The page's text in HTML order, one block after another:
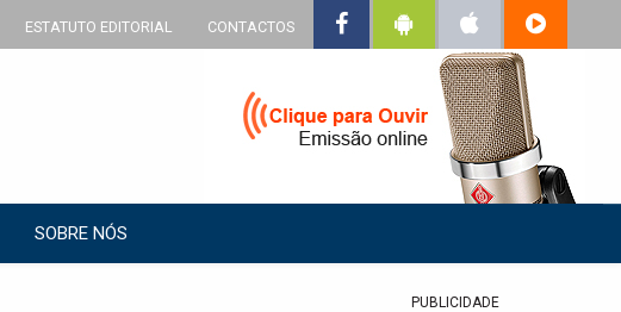
ESTATUTO EDITORIAL CONTACTOS
SOBRE NÓS
PUBLICIDADE